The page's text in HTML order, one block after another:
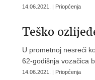
14.06.2021. | Priopćenja
Teško
U prometnoj nesreći
62-godišnja vozačica
14.06.2021. | Priopćenja